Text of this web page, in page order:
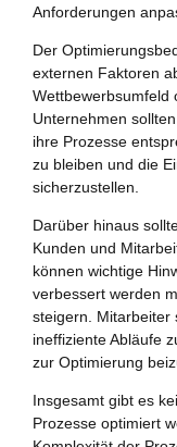
Anforderungen
Der
externen Faktoren
Wettbewerbsumfeld
Unternehmen
ihre Prozesse
zu bleiben und die
sicherzustellen.
Darüber hinaus
Kunden und
können wichtige
verbessert werden
steigern. Mitarbeiter
ineffiziente Abläufe
zur Optimierung
Insgesamt gibt es
Prozesse optimiert